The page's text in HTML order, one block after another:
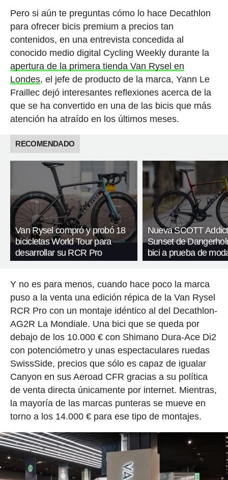
Pero si aún te preguntas cómo lo hace Decathlon
para ofrecer bicis premium a precios tan
contenidos, en una entrevista concedida al
conocido medio digital Cycling Weekly durante la
apertura de la primera tienda Van Rysel en
Londes, el jefe de producto de la marca, Yann Le
Fraillec dejó interesantes reflexiones acerca de la
que se ha convertido en una de las bicis que más
atención ha atraído en los últimos meses.
RECOMENDADO
Van Rysel compró y probó 18
bicicletas World Tour para
desarrollar su RCR Pro
Nueva SCOTT
Sunset de
bici a prueba de
Y no es para menos, cuando hace poco la marca
puso a la venta una edición répica de la Van Rysel
RCR Pro con un montaje idéntico al del Decathlon-
AG2R La Mondiale. Una bici que se queda por
debajo de los 10.000 € con Shimano Dura-Ace Di2
con potenciómetro y unas espectaculares ruedas
SwissSide, precios que sólo es capaz de igualar
Canyon en sus Aeroad CFR gracias a su política
de venta directa únicamente por internet. Mientras,
la mayoría de las marcas punteras se mueve en
torno a los 14.000 € para ese tipo de montajes.